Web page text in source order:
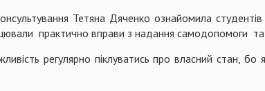
Тетяна Дяченко ознайомила
практично вправи з надання самодопомоги та
регулярно піклуватись про власний